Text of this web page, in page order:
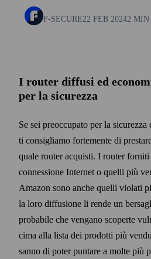
F-SECURE22 FEB 20242 MIN
I router diffusi ed
per la sicurezza
Se sei preoccupato per la sicurezza
ti consigliamo fortemente di
quale router acquisti. I router
connessione Internet o quelli più
Amazon sono anche quelli violati
la loro diffusione li rende un
probabile che vengano scoperte
cima alla lista dei prodotti più
sanno di poter puntare a molte più